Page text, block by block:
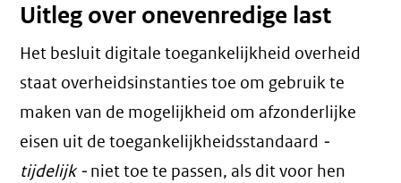
Uitleg over onevenredige last
Het besluit digitale toegankelijkheid overheid
staat overheidsinstanties toe om gebruik te
maken van de mogelijkheid om afzonderlijke
eisen uit de toegankelijkheidsstandaard -
tijdelijk - niet toe te passen, als dit voor hen